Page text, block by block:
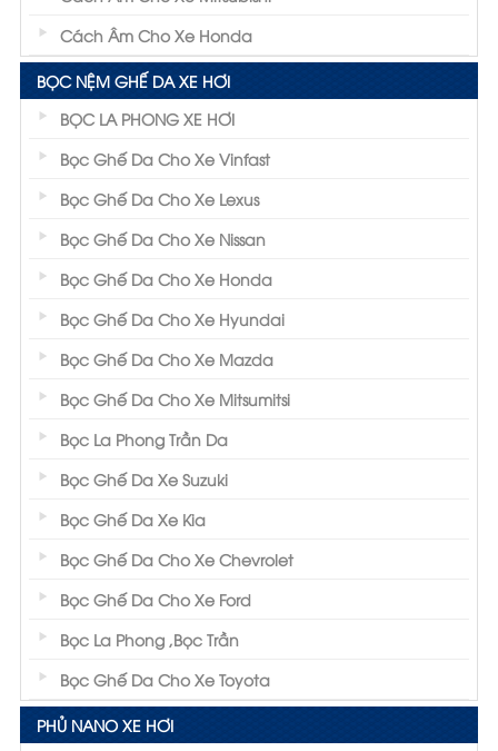
Cách Âm Cho Xe Honda
BỌC NỆM GHẾ DA XE HƠI
BỌC LA PHONG XE HƠI
Bọc Ghế Da Cho Xe Vinfast
Bọc Ghế Da Cho Xe Lexus
Bọc Ghế Da Cho Xe Nissan
Bọc Ghế Da Cho Xe Honda
Bọc Ghế Da Cho Xe Hyundai
Bọc Ghế Da Cho Xe Mazda
Bọc Ghế Da Cho Xe Mitsumitsi
Bọc La Phong Trần Da
Bọc Ghế Da Xe Suzuki
Bọc Ghế Da Xe Kia
Bọc Ghế Da Cho Xe Chevrolet
Bọc Ghế Da Cho Xe Ford
Bọc La Phong ,Bọc Trần
Bọc Ghế Da Cho Xe Toyota
PHỦ NANO XE HƠI